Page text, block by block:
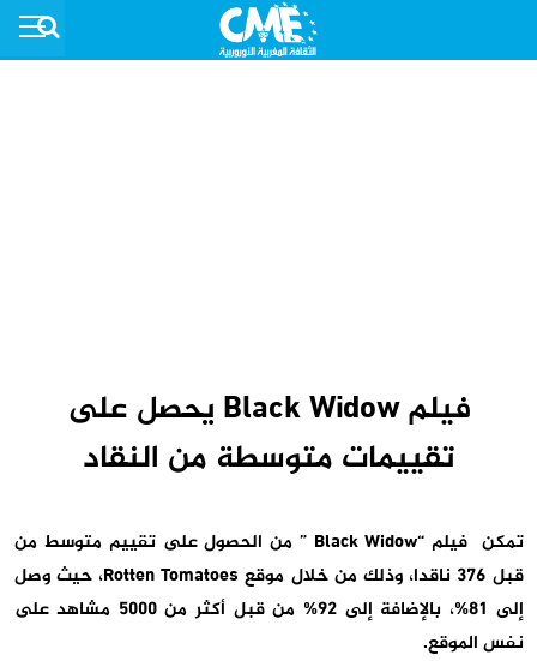
فيلم Black Widow يحصل على
تقييمات متوسطة من النقاد
تمكن فيلم “Black Widow ” من الحصول على تقييم متوسط من
قبل 376 ناقدا، وذلك من خلال موقع
Rotten Tomatoes، حيث وصل
إلى 81%، بالإضافة إلى 92% من قبل أكثر من 5000 مشاهد على
نفس الموقع.